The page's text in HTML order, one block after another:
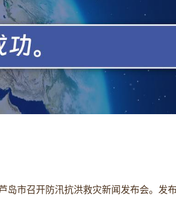
市召开防汛抗洪救灾新闻发布会。发